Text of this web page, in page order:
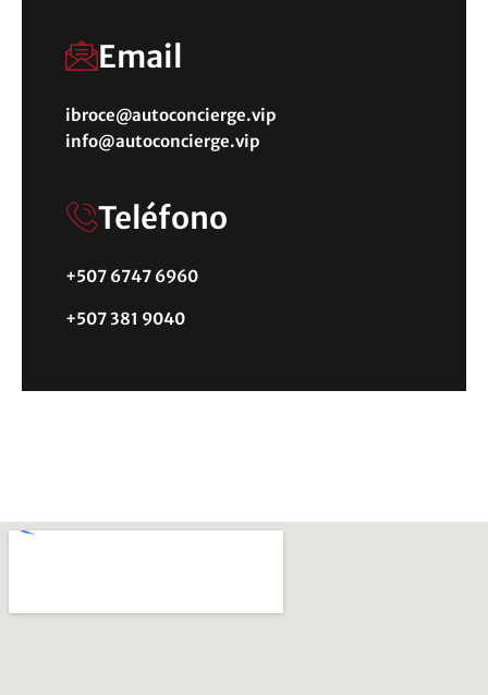
Email
ibroce@autoconcierge.vip
info@autoconcierge.vip
Teléfono
+507 6747 6960
+507 381 9040